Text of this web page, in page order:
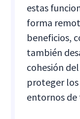
estas
forma
beneficios,
también
cohesión
proteger
entornos